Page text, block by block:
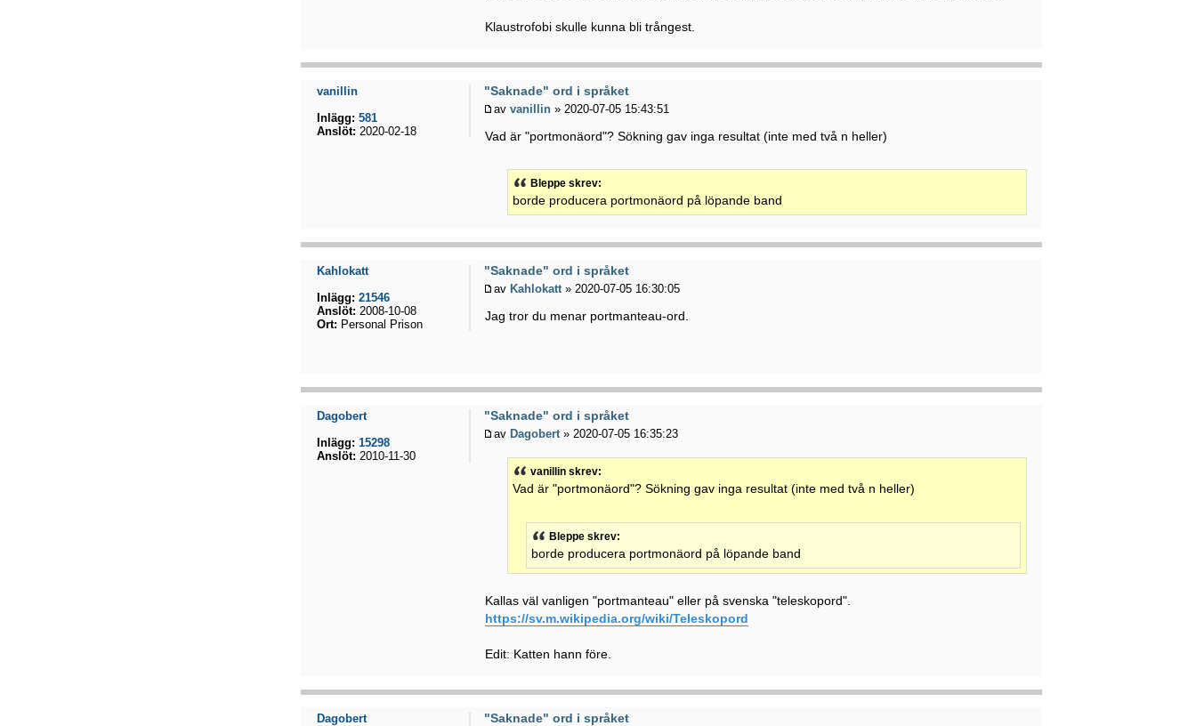
Klaustrofobi skulle kunna bli trångest.
"Saknade" ord i språket
avvanillin » 2020-07-05 15:43:51
Vad är "portmonäord"? Sökning gav inga resultat (inte med två n heller)
Bleppe skrev:
borde producera portmonäord på löpande band
vanillin
Inlägg: 581
Anslöt: 2020-02-18
"Saknade" ord i språket
av Kahlokatt » 2020-07-05 16:30:05
Jag tror du menar portmanteau-ord.
Kahlokatt
Inlägg: 21546
Anslöt: 2008-10-08
Ort: Personal Prison
"Saknade" ord i språket
avDagobert » 2020-07-05 16:35:23
vanillin skrev:
Vad är "portmonäord"? Sökning gav inga resultat (inte med två n heller)
Bleppe skrev:
borde producera portmonäord på löpande band
Kallas väl vanligen "portmanteau" eller på svenska "teleskopord".
https://sv.m.wikipedia.org/wiki/Teleskopord
Edit: Katten hann före.
Dagobert
Inlägg: 15298
Anslöt: 2010-11-30
"Saknade" ord i språket
Dagobert